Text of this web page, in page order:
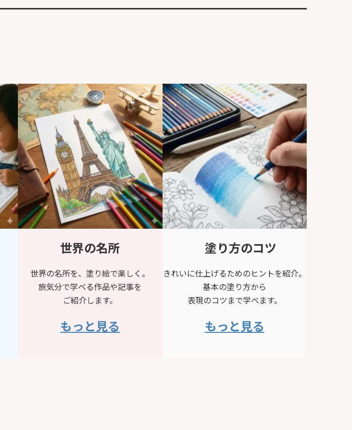
世界の名所
世界の名所を、塗り絵で楽しく。
旅気分で学べる作品や記事を
ご紹介します。
もっと見る
塗り方のコツ
きれいに仕上げるためのヒントを紹介。
基本の塗り方から
表現のコツまで学べます。
もっと見る